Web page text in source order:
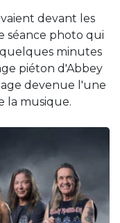
devant les
séance photo qui
minutes
piéton d'Abbey
devenue l'une
la musique.